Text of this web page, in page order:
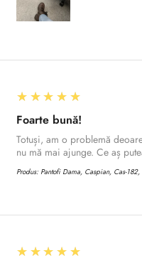
5
★★★★★
Foarte bună!
Totuși, am o problemă
nu mă mai ajunge. Ce aș
Produs: Pantofi Dama, Caspian, Cas-
5
★★★★★